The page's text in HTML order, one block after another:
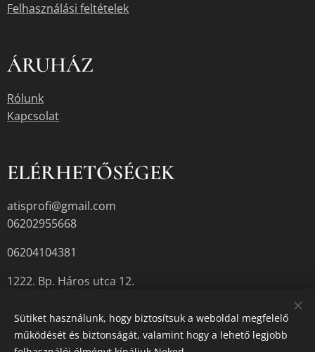
Felhasználási feltételek
ÁRUHÁZ
Rólunk
Kapcsolat
ELÉRHETŐSÉGEK
atisprofi@gmail.com
06202955668
06204104381
1222. Bp. Háros utca 12.
A termékek aktuális készletéről érdeklődjön az üzletben, vagy a
Sütiket használunk, hogy biztosítsuk a weboldal megfelelő
működését és biztonságát, valamint hogy a lehető legjobb